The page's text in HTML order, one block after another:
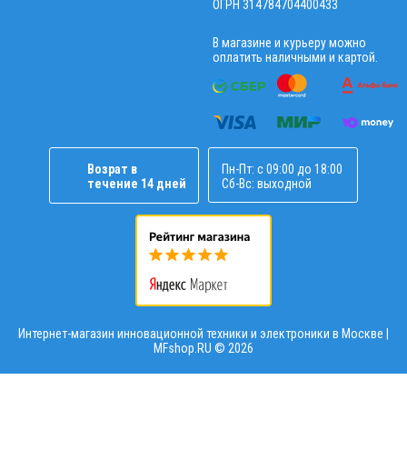
ОГРН 314784704400433
В магазине и курьеру можно
оплатить наличными и картой.
Возрат в
течение 14 дней
Пн-Пт: с 09:00 до 18:00
Сб-Вс: выходной
Интернет-магазин инновационной техники и электроники в Москве |
MFshop.RU © 2026